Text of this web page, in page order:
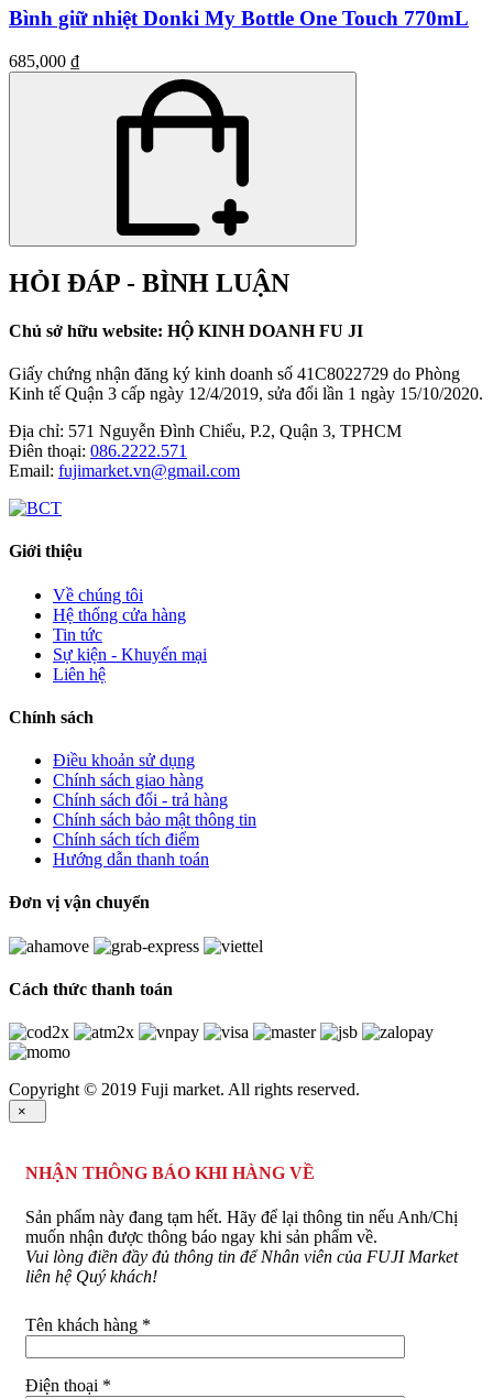
Bình giữ nhiệt Donki My Bottle One Touch 770mL
685,000 ₫
HỎI ĐÁP - BÌNH LUẬN
Chủ sở hữu website: HỘ KINH DOANH FU JI
Giấy chứng nhận đăng ký kinh doanh số 41C8022729 do Phòng
Kinh tế Quận 3 cấp ngày 12/4/2019, sửa đổi lần 1 ngày 15/10/2020.
Địa chỉ: 571 Nguyễn Đình Chiểu, P.2, Quận 3, TPHCM
Điên thoại: 086.2222.571
Email: fujimarket.vn@gmail.com
Giới thiệu
Về chúng tôi
Hệ thống cửa hàng
Tin tức
Sự kiện - Khuyến mại
Liên hệ
Chính sách
Điều khoản sử dụng
Chính sách giao hàng
Chính sách đổi - trả hàng
Chính sách bảo mật thông tin
Chính sách tích điểm
Hướng dẫn thanh toán
Đơn vị vận chuyển
Cách thức thanh toán
Copyright © 2019 Fuji market. All rights reserved.
×
NHẬN THÔNG BÁO KHI HÀNG VỀ
Sản phẩm này đang tạm hết. Hãy để lại thông tin nếu Anh/Chị
muốn nhận được thông báo ngay khi sản phẩm về.
Vui lòng điền đầy đủ thông tin để Nhân viên của FUJI Market
liên hệ Quý khách!
Tên khách hàng *
Điện thoại *